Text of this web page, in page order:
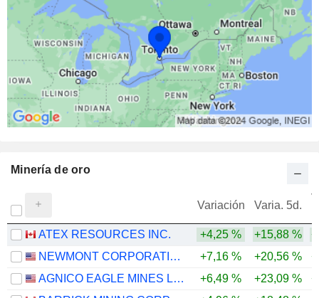
Minería de oro
Variación Varia. 5d.
ATEX RESOURCES INC. +4,25 % +15,88 %
NEWMONT CORPORATION
+7,16 % +20,56 %
AGNICO EAGLE MINES LIMITED
+6,49 % +23,09 %